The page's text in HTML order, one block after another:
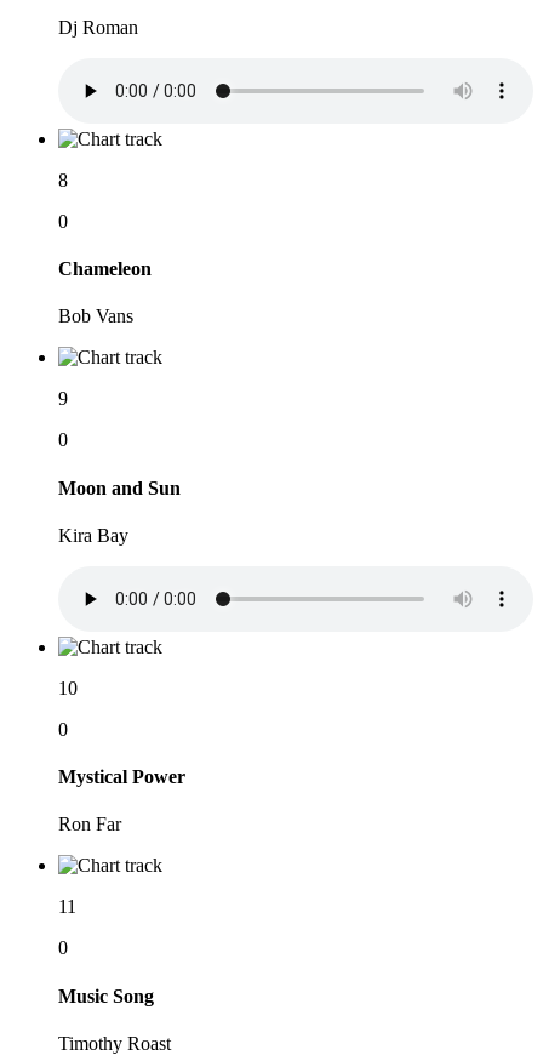
Dj Roman
8
0
Chameleon
Bob Vans
9
0
Moon and Sun
Kira Bay
10
0
Mystical Power
Ron Far
11
0
Music Song
Timothy Roast